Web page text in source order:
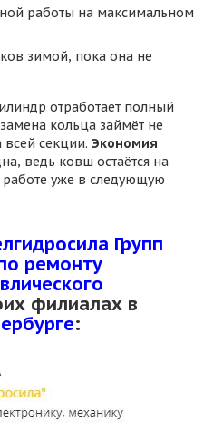
работы на максимальном
зимой, пока она не
отработает полный
кольца займёт не
секции. Экономия
ведь ковш остаётся на
уже в следующую
Групп
ремонту
филиалах в
: